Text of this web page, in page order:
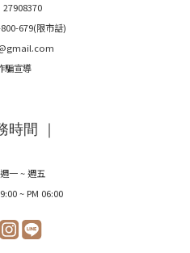
27908370
679(限市話)
騙宣導
時間 ｜
一 ~ 週五
~ PM 06:00